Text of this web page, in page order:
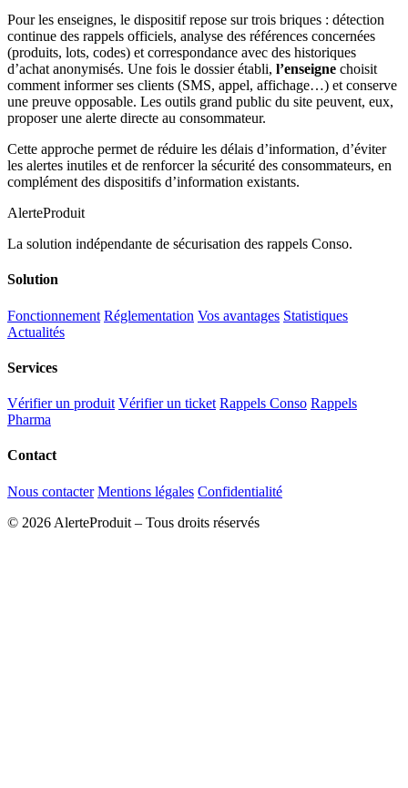
Pour les enseignes, le dispositif repose sur trois briques : détection
continue des rappels officiels, analyse des références concernées
(produits, lots, codes) et correspondance avec des historiques
d’achat anonymisés. Une fois le dossier établi, l’enseigne choisit
comment informer ses clients (SMS, appel, affichage…) et conserve
une preuve opposable. Les outils grand public du site peuvent, eux,
proposer une alerte directe au consommateur.
Cette approche permet de réduire les délais d’information, d’éviter
les alertes inutiles et de renforcer la sécurité des consommateurs, en
complément des dispositifs d’information existants.
AlerteProduit
La solution indépendante de sécurisation des rappels Conso.
Solution
Fonctionnement Réglementation Vos avantages Statistiques
Actualités
Services
Vérifier un produit Vérifier un ticket Rappels Conso Rappels
Pharma
Contact
Nous contacter Mentions légales Confidentialité
© 2026 AlerteProduit – Tous droits réservés